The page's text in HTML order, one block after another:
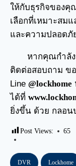
ให้กับธุรกิจของคุ
เลือกที่เหมาะสม
และความปลอด
หากคุณกำลัง
ติดต่อสอบถาม ข
Line @lockhome
ได้ที่
ยิ่งขึ้น ด้วย กลอน
Post Views: 65
DVR Lockhome